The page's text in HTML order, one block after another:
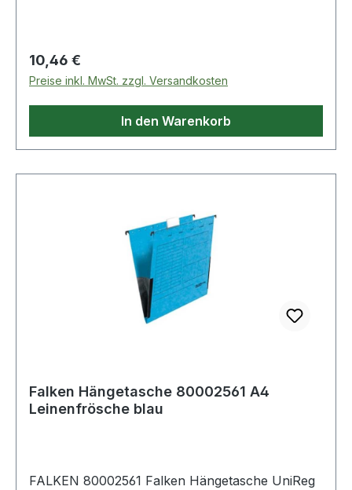
Regulärer Preis:
10,46 €
Preise inkl. MwSt. zzgl. Versandkosten
In den Warenkorb
Falken Hängetasche 80002561 A4
Leinenfrösche blau
FALKEN 80002561 Falken Hängetasche UniReg